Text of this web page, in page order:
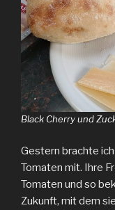
Black Cherry und
Gestern brachte
Tomaten mit. Ihre
Tomaten und so
Zukunft, mit dem